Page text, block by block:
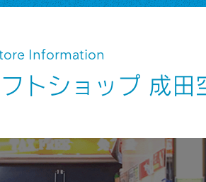
Information
トショップ 成田